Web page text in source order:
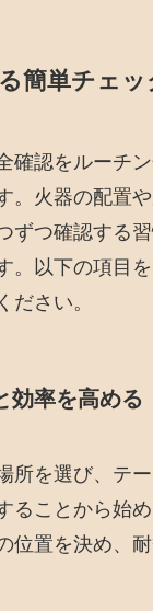
簡単チェッ
確認をルーチ
。火器の配置
ずつ確認する
。以下の項目
ださい。
効率を高める
所を選び、テ
ることから始
位置を決め、